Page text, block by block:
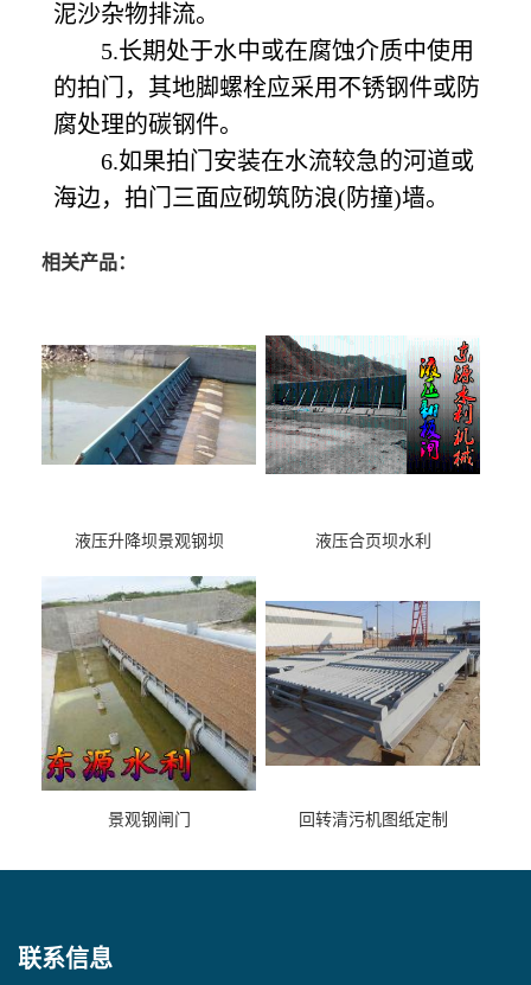
泥沙杂物排流。
5.长期处于水中或在腐蚀介质中使用
的拍门，其地脚螺栓应采用不锈钢件或防
腐处理的碳钢件。
6.如果拍门安装在水流较急的河道或
海边，拍门三面应砌筑防浪(防撞)墙。
相关产品：
液压升降坝景观钢坝 液压合页坝水利
景观钢闸门 回转清污机图纸定制
联系信息